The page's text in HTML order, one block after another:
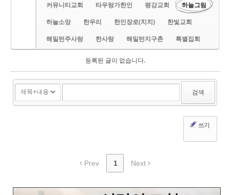
커뮤니티교회
타우랑가한인 평강교회
하늘그림
하늘소망
한우리 한인장로(치치)
한빛교회
해밀턴주사랑
한사랑 해밀턴지구촌 특별집회
등록된 글이 없습니다.
검색
쓰기
Prev 1 Next